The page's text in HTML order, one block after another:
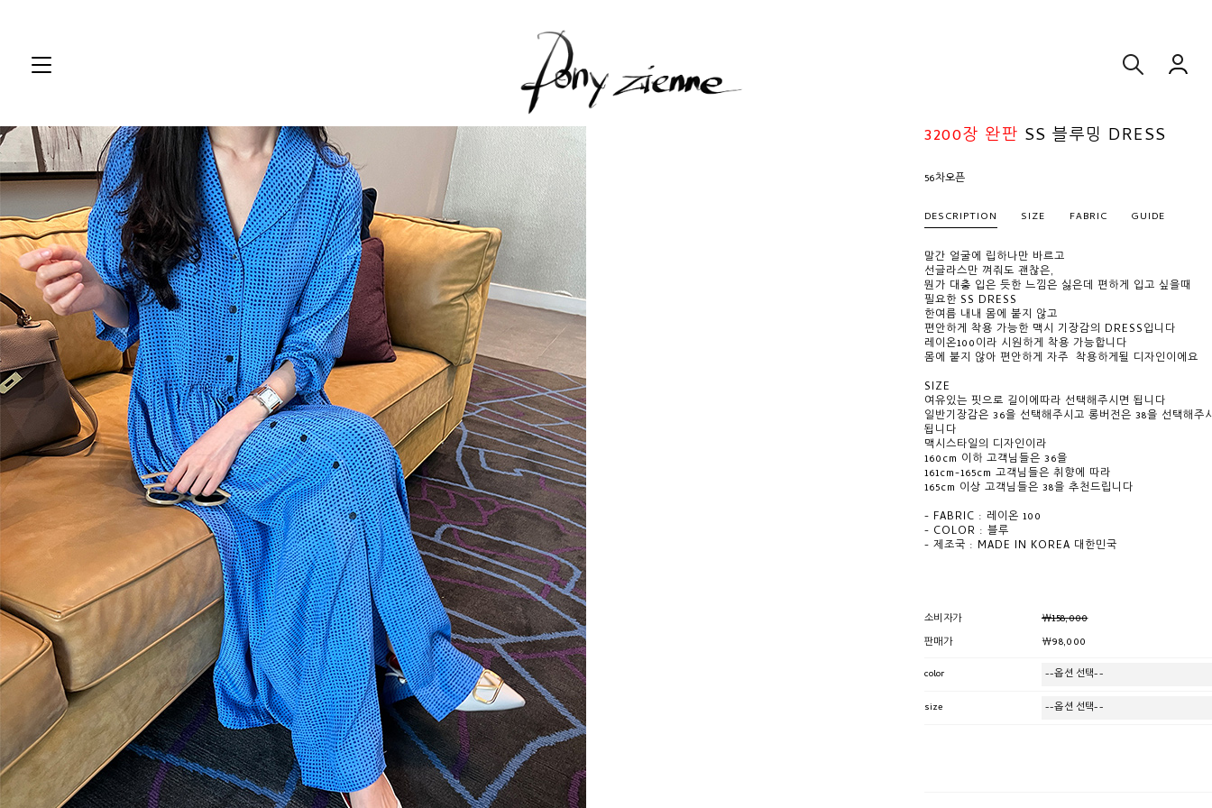
3200장 완판 SS 블루밍 DRESS
56차오픈
DESCRIPTION SIZE FABRIC GUIDE
말간 얼굴에 립하나만 바르고
선글라스만 껴줘도 괜찮은,
뭔가 대충 입은 듯한 느낌은 싫은데 편하게 입고 싶을때
필요한 SS DRESS
한여름 내내 몸에 붙지 않고
편안하게 착용 가능한 맥시 기장감의 DRESS입니다
레이온100이라 시원하게 착용 가능합니다
몸에 붙지 않아 편안하게 자주 착용하게될 디자인이에요
SIZE
여유있는 핏으로 길이에따라 선택해주시면 됩니다
일반기장감은 36을 선택해주시고 롱버전은 38을 선택해주
됩니다
맥시스타일의 디자인이라
160cm 이하 고객님들은 36을
161cm-165cm 고객님들은 취향에 따라
165cm 이상 고객님들은 38을 추천드립니다
- FABRIC : 레이온 100
- COLOR : 블루
- 제조국 : MADE IN KOREA 대한민국
소비자가 ￦158,000
판매가 ￦98,000
color
size